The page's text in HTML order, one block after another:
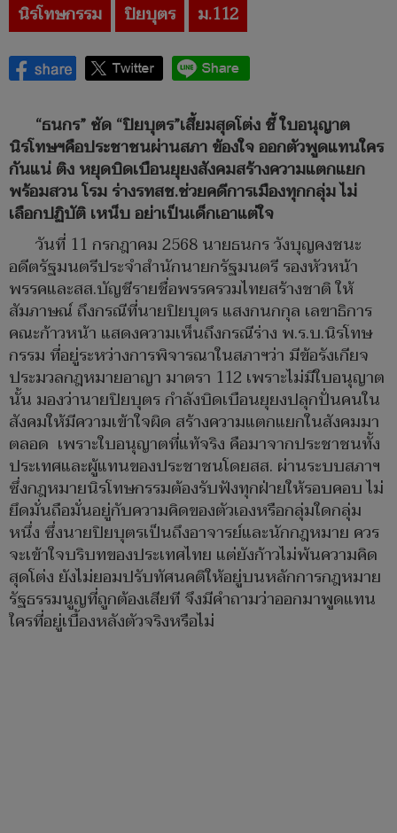
นิรโทษกรรม
ปิยบุตร ม.112
“ธนกร” ซัด “ปิยบุตร”เสี้ยมสุดโต่ง ชี้ ใบอนุญาต
นิรโทษฯคือประชาชนผ่านสภา ข้องใจ ออกตัวพูดแทนใคร
กันแน่ ติง หยุดบิดเบือนยุยงสังคมสร้างความแตกแยก
พร้อมสวน โรม ร่างรทสช.ช่วยคดีการเมืองทุกกลุ่ม ไม่
เลือกปฏิบัติ เหน็บ อย่าเป็นเด็กเอาแต่ใจ
วันที่ 11 กรกฎาคม 2568 นายธนกร วังบุญคงชนะ
อดีตรัฐมนตรีประจำสำนักนายกรัฐมนตรี รองหัวหน้า
พรรคและสส.บัญชีรายชื่อพรรครวมไทยสร้างชาติ ให้
สัมภาษณ์ ถึงกรณีที่นายปิยบุตร แสงกนกกุล เลขาธิการ
คณะก้าวหน้า แสดงความเห็นถึงกรณีร่าง พ.ร.บ.นิรโทษ
กรรม ที่อยู่ระหว่างการพิจารณาในสภาฯว่า มีข้อรังเกียจ
ประมวลกฎหมายอาญา มาตรา 112 เพราะไม่มีใบอนุญาต
นั้น มองว่านายปิยบุตร กำลังบิดเบือนยุยงปลุกปั่นคนใน
สังคมให้มีความเข้าใจผิด สร้างความแตกแยกในสังคมมา
ตลอด เพราะใบอนุญาตที่แท้จริง คือมาจากประชาชนทั้ง
ประเทศและผู้แทนของประชาชนโดยสส. ผ่านระบบสภาฯ
ซึ่งกฎหมายนิรโทษกรรมต้องรับฟังทุกฝ่ายให้รอบคอบ ไม่
ยึดมั่นถือมั่นอยู่กับความคิดของตัวเองหรือกลุ่มใดกลุ่ม
หนึ่ง ซึ่งนายปิยบุตรเป็นถึงอาจารย์และนักกฎหมาย ควร
จะเข้าใจบริบทของประเทศไทย แต่ยังก้าวไม่พ้นความคิด
สุดโต่ง ยังไม่ยอมปรับทัศนคติให้อยู่บนหลักการกฎหมาย
รัฐธรรมนูญที่ถูกต้องเสียที จึงมีคำถามว่าออกมาพูดแทน
ใครที่อยู่เบื้องหลังตัวจริงหรือไม่